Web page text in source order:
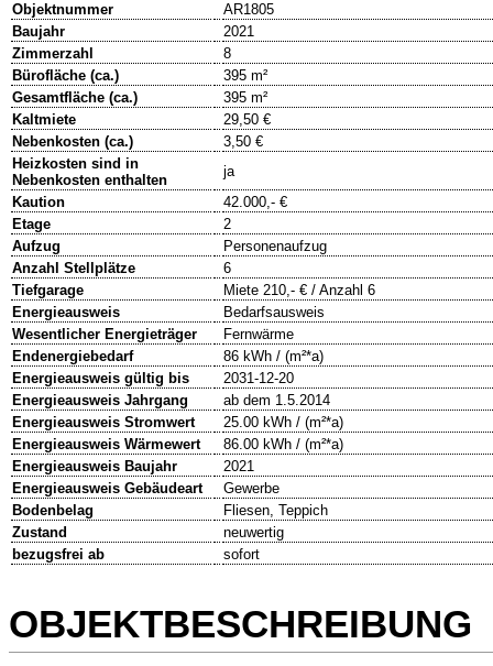
Objektnummer
AR1805
Baujahr
2021
Zimmerzahl
8
Bürofläche (ca.)
395 m²
Gesamtfläche (ca.)
395 m²
Kaltmiete
29,50 €
Nebenkosten (ca.)
3,50 €
Heizkosten sind in
Nebenkosten enthalten
ja
Kaution
42.000,- €
Etage
2
Aufzug
Personenaufzug
Anzahl Stellplätze
6
Tiefgarage
Miete 210,- € / Anzahl 6
Energieausweis
Bedarfsausweis
Wesentlicher Energieträger
Fernwärme
Endenergiebedarf
86 kWh / (m²*a)
Energieausweis gültig bis
2031-12-20
Energieausweis Jahrgang
ab dem 1.5.2014
Energieausweis Stromwert
25.00 kWh / (m²*a)
Energieausweis Wärmewert
86.00 kWh / (m²*a)
Energieausweis Baujahr
2021
Energieausweis Gebäudeart
Gewerbe
Bodenbelag
Fliesen, Teppich
Zustand
neuwertig
bezugsfrei ab
sofort
OBJEKTBESCHREIBUNG